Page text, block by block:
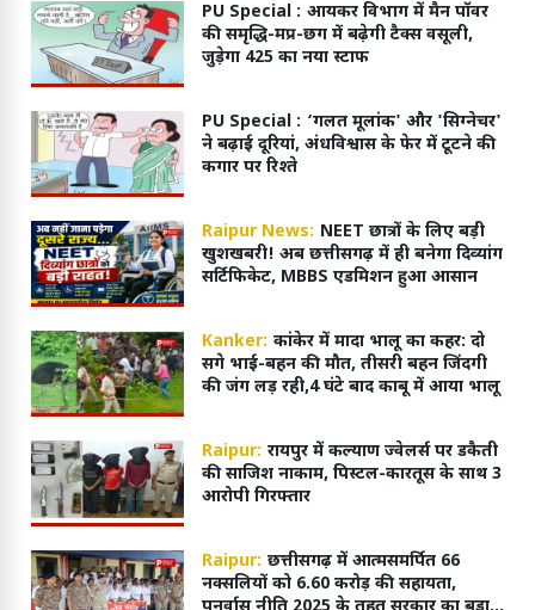
PU Special : आयकर विभाग में मैन पॉवर
की समृद्धि-मप्र-छग में बढ़ेगी टैक्स वसूली,
जुड़ेगा 425 का नया स्टाफ
PU Special : ‘गलत मूलांक' और 'सिग्नेचर'
ने बढ़ाई दूरियां, अंधविश्वास के फेर में टूटने की
कगार पर रिश्ते
Raipur News: NEET छात्रों के लिए बड़ी
खुशखबरी! अब छत्तीसगढ़ में ही बनेगा दिव्यांग
सर्टिफिकेट, MBBS एडमिशन हुआ आसान
Kanker: कांकेर में मादा भालू का कहर: दो
सगे भाई-बहन की मौत, तीसरी बहन जिंदगी
की जंग लड़ रही,4 घंटे बाद काबू में आया भालू
Raipur: रायपुर में कल्याण ज्वेलर्स पर डकैती
की साजिश नाकाम, पिस्टल-कारतूस के साथ 3
आरोपी गिरफ्तार
Raipur: छत्तीसगढ़ में आत्मसमर्पित 66
नक्सलियों को 6.60 करोड़ की सहायता,